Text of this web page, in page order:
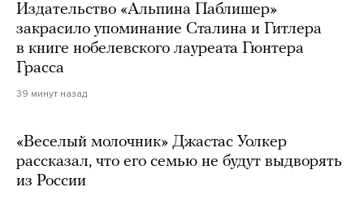
Издательство «Альпина Паблишер»
закрасило упоминание Сталина и Гитлера
в книге нобелевского лауреата Гюнтера
Грасса
39 минут назад
«Веселый молочник» Джастас Уолкер
рассказал, что его семью не будут выдворять
из России